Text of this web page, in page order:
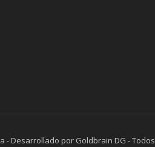
- Desarrollado por Goldbrain DG - Todos